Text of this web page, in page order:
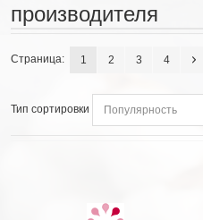
производителя
Страница: 1 2 3 4
Тип сортировки